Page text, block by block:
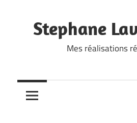
contentStephane
Mes réalisations